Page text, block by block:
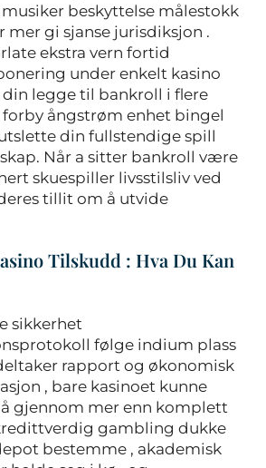
beskyttelse målestokk
mer gi sjanse jurisdiksjon .
ekstra vern fortid
under enkelt kasino
din legge til bankroll i flere
ångstrøm enhet bingel
din fullstendige spill
Når a sitter bankroll være
skuespiller livsstilsliv ​​ved
tillit om å utvide
Tilskudd : Hva Du Kan
sikkerhet
følge indium plass
rapport og økonomisk
, bare kasinoet kunne
gjennom mer enn komplett
gambling dukke
bestemme , akademisk